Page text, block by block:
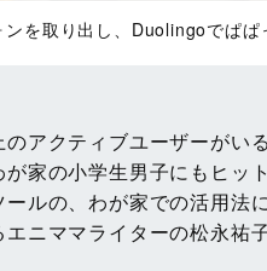
を取り出し、Duolingoでぱぱ
のアクティブユーザーがい
家の小学生男子にもヒッ
ールの、わが家での活用法
エニママライターの松永祐